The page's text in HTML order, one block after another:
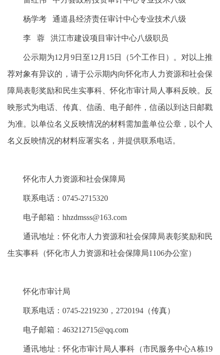
杨学考 通道县经济责任审计中心专业技术八级
李 蓉 洪江市建设项目审计中心八级职员
公示期为12月9日至12月15日（5个工作日）。对以上推
荐对象有异议的，请于公示期内向怀化市人力资源和社会保
障局表彰奖励和民生实事科、怀化市审计局人事科反映。反
映形式为电话、传真、信函、电子邮件，信函以到达日邮戳
为准。以单位名义反映情况的材料需加盖单位公章，以个人
名义反映情况的材料应署实名，并提供联系电话。
怀化市人力资源和社会保障局
联系电话：0745-2715320
电子邮箱：hhzdmsss@163.com
通讯地址：怀化市人力资源和社会保障局表彰奖励和民
生实事科（怀化市人力资源和社会保障局1106办公室）
怀化市审计局
联系电话：0745-2219230，2720194（传真）
电子邮箱： 463212715@qq.com
通讯地址：怀化市审计局人事科（市民服务中心A栋19